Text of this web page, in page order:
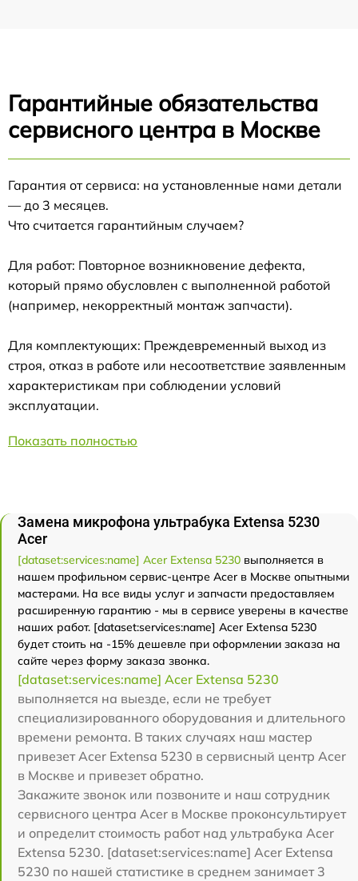
Гарантийные обязательства
сервисного центра в Москве
Гарантия от сервиса: на установленные нами детали
— до 3 месяцев.
Что считается гарантийным случаем?
Для работ: Повторное возникновение дефекта,
который прямо обусловлен с выполненной работой
(например, некорректный монтаж запчасти).
Для комплектующих: Преждевременный выход из
строя, отказ в работе или несоответствие заявленным
характеристикам при соблюдении условий
эксплуатации.
Показать полностью
Замена микрофона ультрабука Extensa 5230
Acer
[dataset:services:name] Acer Extensa 5230 выполняется в
нашем профильном сервис-центре Acer в Москве опытными
мастерами. На все виды услуг и запчасти предоставляем
расширенную гарантию - мы в сервисе уверены в качестве
наших работ. [dataset:services:name] Acer Extensa 5230
будет стоить на -15% дешевле при оформлении заказа на
сайте через форму заказа звонка.
[dataset:services:name] Acer Extensa 5230
выполняется на выезде, если не требует
специализированного оборудования и длительного
времени ремонта. В таких случаях наш мастер
привезет Acer Extensa 5230 в сервисный центр Acer
в Москве и привезет обратно.
Закажите звонок или позвоните и наш сотрудник
сервисного центра Acer в Москве проконсультирует
и определит стоимость работ над ультрабука Acer
Extensa 5230. [dataset:services:name] Acer Extensa
5230 по нашей статистике в среднем занимает 3